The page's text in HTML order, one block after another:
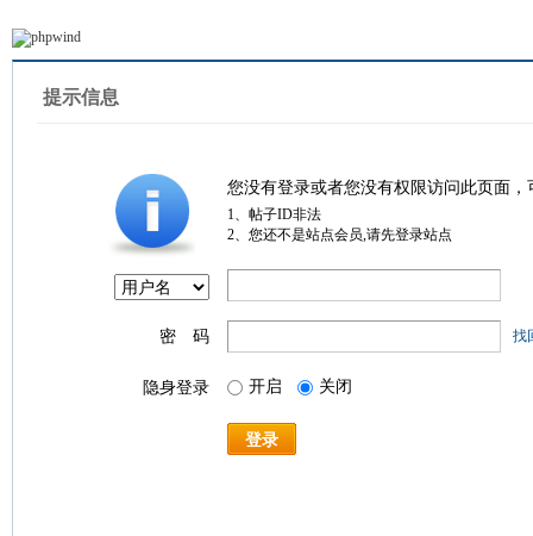
提示信息
您没有登录或者您没有权限访问此页面
1、帖子ID非法
2、您还不是站点会员,请先登录站点
密 码 找
隐身登录 开启 关闭
登录